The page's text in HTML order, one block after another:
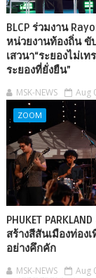
BLCP ร่วมงาน
หน่วยงานท้องถิ่น ขั
เสวนา“ระยองไม่เ
ระยองที่ยั่งยืน”
MSK-NEWS Aug
ZOOM
PHUKET
สร้างสีสันเมืองท่อง
อย่างคึกคัก
MSK-NEWS Aug